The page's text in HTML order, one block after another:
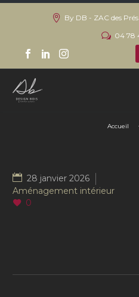
By DB - ZAC des
04 78
Accueil
28 janvier 2026
Aménagement intérieur
0